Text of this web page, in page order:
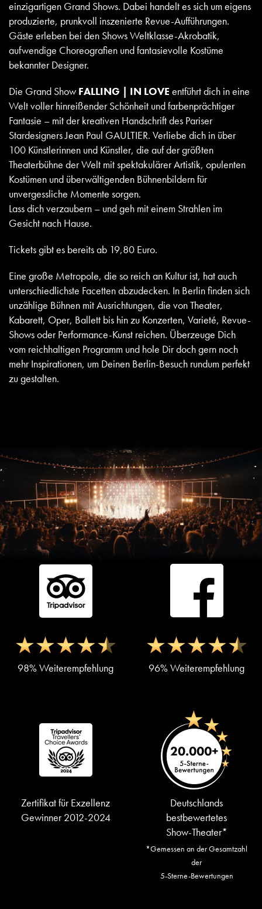
einzigartigen Grand Shows. Dabei handelt es sich um eigens
produzierte, prunkvoll inszenierte Revue-Aufführungen.
Gäste erleben bei den Shows Weltklasse-Akrobatik,
aufwendige Choreografien und fantasievolle Kostüme
bekannter Designer.
Die Grand Show FALLING | IN LOVEentführt dich in eine
Welt voller hinreißender Schönheit und farbenprächtiger
Fantasie – mit der kreativen Handschrift des Pariser
Stardesigners Jean Paul GAULTIER. Verliebe dich in über
100 Künstlerinnen und Künstler, die auf der größten
Theaterbühne der Welt mit spektakulärer Artistik, opulenten
Kostümen und überwältigenden Bühnenbildern für
unvergessliche Momente sorgen.
Lass dich verzaubern – und geh mit einem Strahlen im
Gesicht nach Hause.
Tickets gibt es bereits ab 19,80 Euro.
Eine große Metropole, die so reich an Kultur ist, hat auch
unterschiedlichste Facetten abzudecken. In Berlin finden sich
unzählige Bühnen mit Ausrichtungen, die vonTheater,
Kabarett, Oper, Ballett bis hin zu Konzerten, Varieté, Revue-
Shows oder Performance-Kunst reichen. Überzeuge Dich
vom reichhaltigen Programm und hole Dir doch gern noch
mehr Inspirationen, um Deinen Berlin-Besuch rundum perfekt
zu gestalten.
98% Weiterempfehlung 96% Weiterempfehlung
Zertifikat für Exzellenz
Gewinner 2012-2024
Deutschlands
bestbewertetes
Show-Theater*
*Gemessen an der Gesamtzahl
der
5-Sterne-Bewertungen